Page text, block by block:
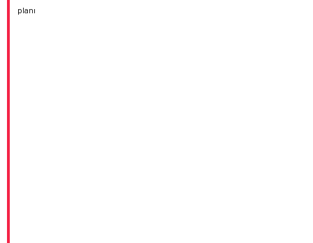
DOLAR
planı